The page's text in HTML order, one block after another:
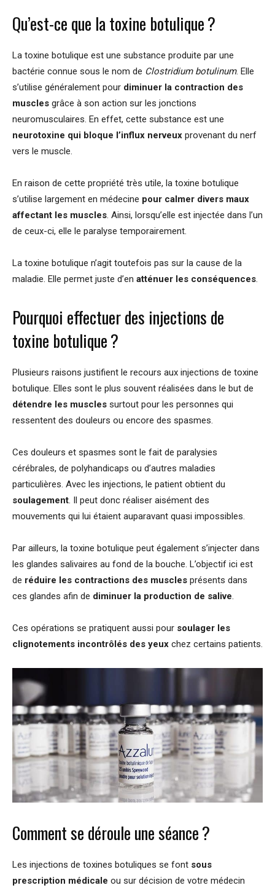
Qu’est-ce que la toxine botulique ?
La toxine botulique est une substance produite par une
bactérie connue sous le nom de Clostridium botulinum. Elle
s’utilise généralement pour diminuer la contraction des
muscles grâce à son action sur les jonctions
neuromusculaires. En effet, cette substance est une
neurotoxine qui bloque l’influx nerveux provenant du nerf
vers le muscle.
En raison de cette propriété très utile, la toxine botulique
s’utilise largement en médecine pour calmer divers maux
affectant les muscles. Ainsi, lorsqu’elle est injectée dans l’un
de ceux-ci, elle le paralyse temporairement.
La toxine botulique n’agit toutefois pas sur la cause de la
maladie. Elle permet juste d’en atténuer les conséquences.
Pourquoi effectuer des injections de
toxine botulique ?
Plusieurs raisons justifient le recours aux injections de toxine
botulique. Elles sont le plus souvent réalisées dans le but de
détendre les muscles surtout pour les personnes qui
ressentent des douleurs ou encore des spasmes.
Ces douleurs et spasmes sont le fait de paralysies
cérébrales, de polyhandicaps ou d’autres maladies
particulières. Avec les injections, le patient obtient du
soulagement. Il peut donc réaliser aisément des
mouvements qui lui étaient auparavant quasi impossibles.
Par ailleurs, la toxine botulique peut également s’injecter dans
les glandes salivaires au fond de la bouche. L’objectif ici est
de réduire les contractions des muscles présents dans
ces glandes afin de diminuer la production de salive.
Ces opérations se pratiquent aussi pour soulager les
clignotements incontrôlés des yeux chez certains patients.
Comment se déroule une séance ?
Les injections de toxines botuliques se font sous
prescription médicale ou sur décision de votre médecin